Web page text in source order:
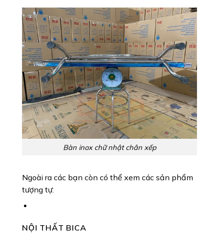
Bàn inox chữ nhật chân xếp
Ngoài ra các bạn còn có thể xem các sản phẩm
tượng tự:
NỘI THẤT BICA